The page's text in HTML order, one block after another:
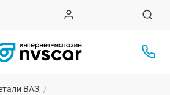
ВАЗ /